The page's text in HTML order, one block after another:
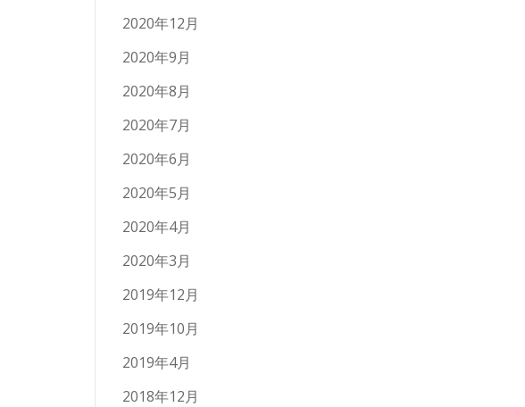
2020年12月
2020年9月
2020年8月
2020年7月
2020年6月
2020年5月
2020年4月
2020年3月
2019年12月
2019年10月
2019年4月
2018年12月